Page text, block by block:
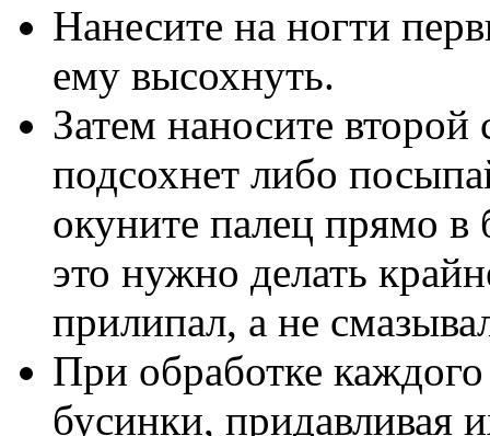
Нанесите на ногти
ему высохнуть.
Затем наносите второй
подсохнет либо
окуните палец прямо
это нужно делать
прилипал, а не
При обработке
бусинки, придавливая